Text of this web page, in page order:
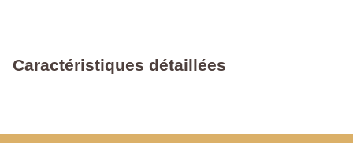
Caractéristiques détaillées